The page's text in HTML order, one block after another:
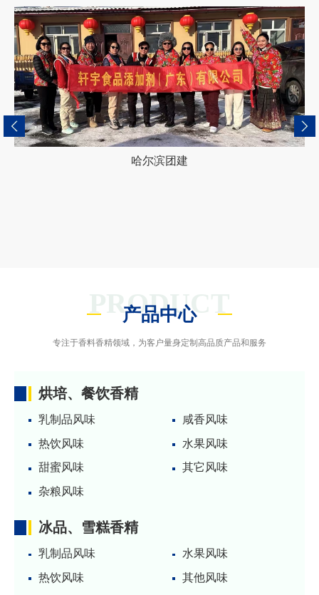
哈尔滨团建
PRODUCT
产品中心
专注于香料香精领域，为客户量身定制高品质产品和服务
烘培、餐饮香精
乳制品风味
咸香风味
热饮风味
水果风味
甜蜜风味
其它风味
杂粮风味
冰品、雪糕香精
乳制品风味
水果风味
热饮风味
其他风味